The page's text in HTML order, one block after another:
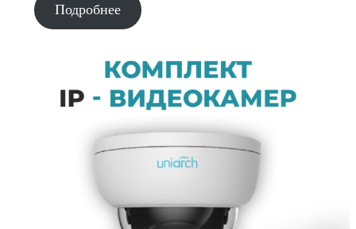
Подробнее